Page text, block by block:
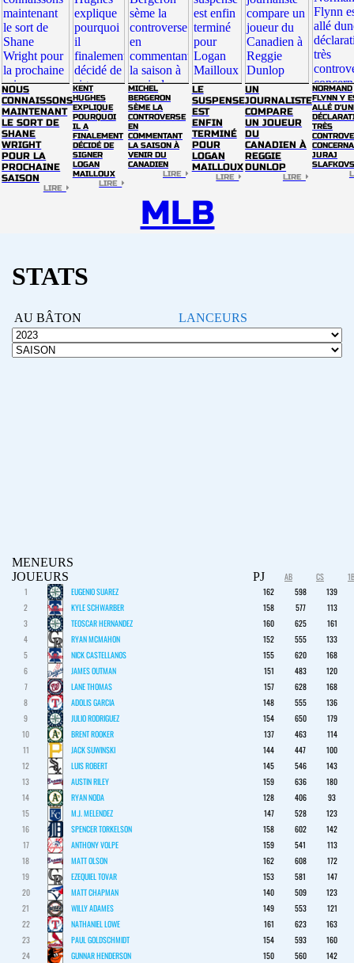
NOUS
CONNAISSONS
MAINTENANT
LE SORT DE
SHANE
WRIGHT
POUR LA
PROCHAINE
SAISON
LIRE
KENT
HUGHES
EXPLIQUE
POURQUOI
IL A
FINALEMENT
DÉCIDÉ DE
SIGNER
LOGAN
MAILLOUX
LIRE
MICHEL
BERGERON
SÈME LA
CONTROVERSE
EN
COMMENTANT
LA SAISON À
VENIR DU
CANADIEN
LIRE
LE
SUSPENSE
EST
ENFIN
TERMINÉ
POUR
LOGAN
MAILLOUX
LIRE
UN
JOURNALISTE
COMPARE
UN JOUEUR
DU
CANADIEN À
REGGIE
DUNLOP
LIRE
NORMAND
FLYNN Y
ALLÉ
TRÈS
JURAJ
MLB
STATS
AU BÂTON LANCEURS
MENEURS
JOUEURS
PJ AB CS
1B
1
EUGENIO SUAREZ 162 598
139
2
KYLE SCHWARBER 158 577
113
3
TEOSCAR HERNANDEZ 160 625
161
4
RYAN MCMAHON 152 555
133
5
NICK CASTELLANOS 155 620
168
6
JAMES OUTMAN 151 483
120
7
LANE THOMAS 157 628
168
8
ADOLIS GARCIA 148 555
136
9
JULIO RODRIGUEZ 154 650
179
10
BRENT ROOKER 137 463
114
11
JACK SUWINSKI 144 447
100
12
LUIS ROBERT 145 546
143
13
AUSTIN RILEY 159 636
180
14
RYAN NODA 128 406
93
15
M.J. MELENDEZ 147 528
123
16
SPENCER TORKELSON 158 602
142
17
ANTHONY VOLPE 159 541
113
18
MATT OLSON 162 608
172
19
EZEQUIEL TOVAR 153 581
147
20
MATT CHAPMAN 140 509
123
21
WILLY ADAMES 149 553
121
22
NATHANIEL LOWE 161 623
163
23
PAUL GOLDSCHMIDT 154 593
160
24
GUNNAR HENDERSON 150 560
142